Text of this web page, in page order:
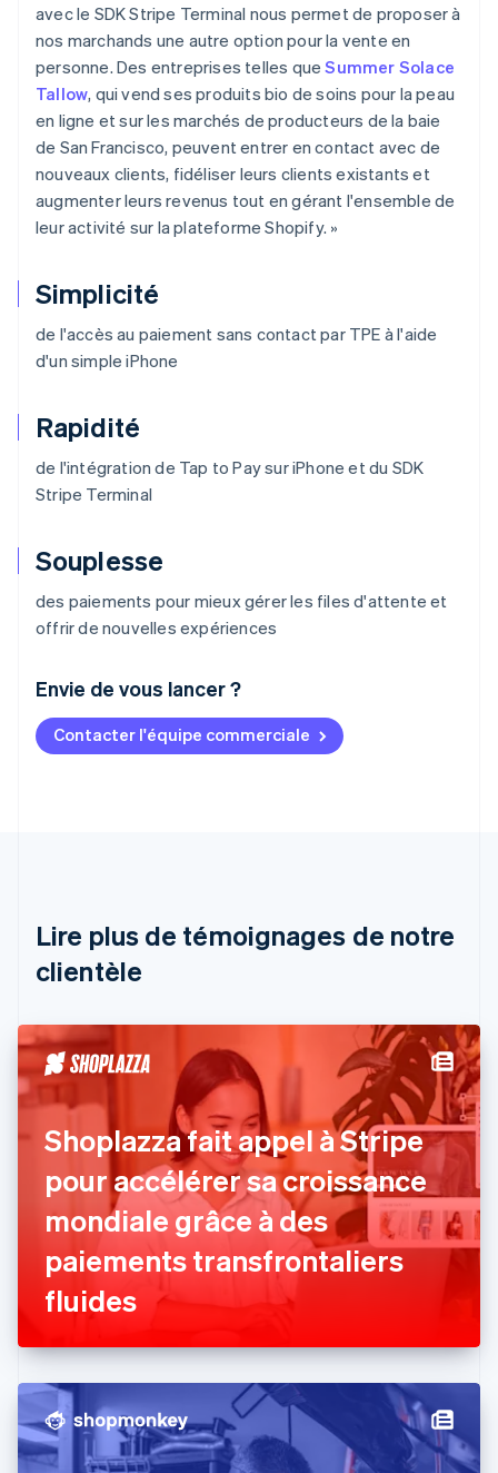
Simplicité
de l'accès au paiement sans contact par TPE à l'aide
d'un simple iPhone
Rapidité
de l'intégration de Tap to Pay sur iPhone et du SDK
Stripe Terminal
Souplesse
des paiements pour mieux gérer les files d'attente et
offrir de nouvelles expériences
Envie de vous lancer ?
Contacter l'équipe commerciale
avec le SDK Stripe Terminal nous permet de proposer à
nos marchands une autre option pour la vente en
personne. Des entreprises telles queSummer Solace
Tallow, qui vend ses produits bio de soins pour la peau
en ligne et sur les marchés de producteurs de la baie
de San Francisco, peuvent entrer en contact avec de
nouveaux clients, fidéliser leurs clients existants et
augmenter leurs revenus tout en gérant l'ensemble de
leur activité sur la plateforme Shopify. »
Lire plus de témoignages de notre
clientèle
Shoplazza fait appel à Stripe
pour accélérer sa croissance
mondiale grâce à des
paiements transfrontaliers
fluides
Allemagne
Brésil
PortuguêsEnglish
Bulgarie
English
Chine continentale
简体中文English
Chypre
Croatie
Italiano
Danemark
English
Émirats arabes unis
English
Espagne
EspañolEnglish
English
États-Unis
English
Finlande
English Svenska
France